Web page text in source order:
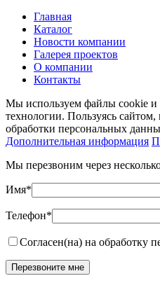
Главная
Каталог
Новости компании
Галерея проектов
О компании
Контакты
Мы используем файлы cookie и
технологии. Пользуясь
обработки персональных
Дополнительная информация
Мы перезвоним через
Имя*
Телефон*
Согласен(на) на обработку